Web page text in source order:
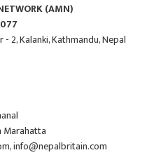
(AMN)
- 2, Kalanki, Kathmandu, Nepal
Marahatta
,info@nepalbritain.com